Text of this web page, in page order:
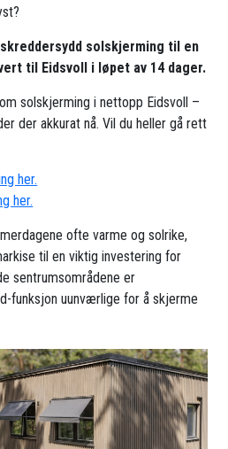
solskjerming til en
til Eidsvoll i løpet av 14 dager.
solskjerming i nettopp Eidsvoll –
der akkurat nå. Vil du heller gå rett
her.
her.
ofte varme og solrike,
til en viktig investering for
sentrumsområdene er
funksjon uunværlige for å skjerme